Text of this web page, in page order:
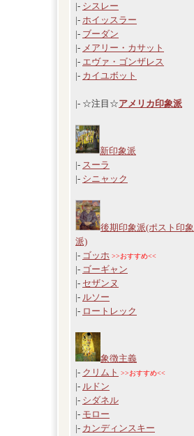
|- シスレー
|- ホイッスラー
|- ブーダン
|- メアリー・カサット
|- エヴァ・ゴンザレス
|- カイユボット
|- ☆注目☆アメリカ印象派
新印象派
|- スーラ
|- シニャック
後期印象派(ポスト印象
派)
|- ゴッホ >>おすすめ<<
|- ゴーギャン
|- セザンヌ
|- ルソー
|- ロートレック
象徴主義
|- クリムト >>おすすめ<<
|- ルドン
|- シダネル
|- モロー
|- カンディンスキー